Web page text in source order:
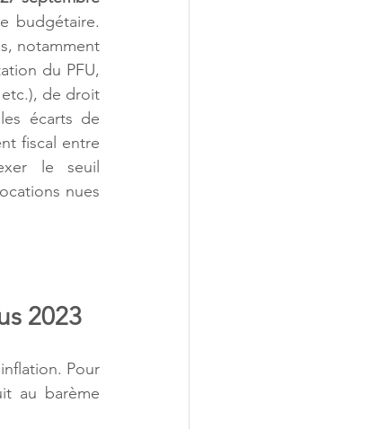
budgétaire.
notamment
du PFU,
de droit
écarts de
fiscal entre
le seuil
nues
2023
Pour
au barème